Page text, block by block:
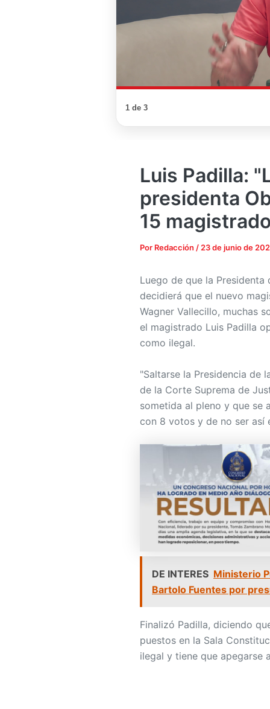
1 de 3
Luis Padilla:
presidenta
15
Por Redacción / 23 de junio de
Luego de que la Presidenta
decidierá que el nuevo
Wagner Vallecillo, muchas
el magistrado Luis Padilla
como ilegal.
"Saltarse la Presidencia de
de la Corte Suprema de
sometida al pleno y que se
con 8 votos y de no ser así
DE INTERES Ministerio
Bartolo Fuentes por
Finalizó Padilla, diciendo
puestos en la Sala
ilegal y tiene que apegarse